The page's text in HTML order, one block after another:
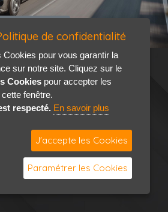
de confidentialité
Cookies pour vous garantir la
sur notre site. Cliquez sur le
Cookies pour accepter les
fenêtre.
respecté. En savoir plus
J'accepte les Cookies
Paramétrer les Cookies